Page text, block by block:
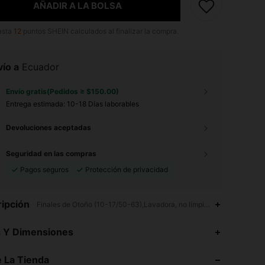
AÑADIR A LA BOLSA
12
a Ecuador
Envío gratis(Pedidos ≥ $150.00)
Entrega estimada: 10-18 Días laborables
Devoluciones aceptadas
Seguridad en las compras
Pagos seguros
Protección de privacidad
Finales de Otoño (10-17/50-63),Lavadora, no limpiar en seco,No-
Y Dimensiones
La Tienda
4.95